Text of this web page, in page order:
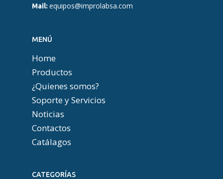
Mail: equipos@improlabsa.com
MENÚ
Home
Productos
¿Quienes somos?
Soporte y Servicios
Noticias
Contactos
Catálagos
CATEGORÍAS